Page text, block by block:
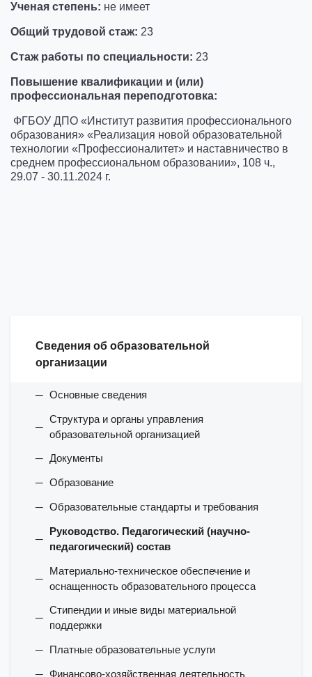
Сведения об образовательной
организации
Основные сведения
Структура и органы управления
образовательной организацией
Документы
Образование
Образовательные стандарты и требования
Руководство. Педагогический (научно-
педагогический) состав
Материально-техническое обеспечение и
оснащенность образовательного процесса
Стипендии и иные виды материальной
поддержки
Платные образовательные услуги
Финансово-хозяйственная деятельность
Ученая степень: не имеет
Общий трудовой стаж: 23
Стаж работы по специальности: 23
Повышение квалификации и (или)
профессиональная переподготовка:
ФГБОУ ДПО «Институт развития профессионального
образования» «Реализация новой образовательной
технологии «Профессионалитет» и наставничество в
среднем профессиональном образовании», 108 ч.,
29.07 - 30.11.2024 г.